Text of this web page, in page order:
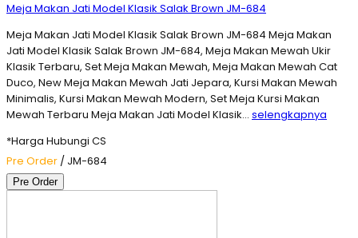
Meja Makan Jati Model Klasik Salak Brown JM-684
Meja Makan Jati Model Klasik Salak Brown JM-684 Meja Makan
Jati Model Klasik Salak Brown JM-684, Meja Makan Mewah Ukir
Klasik Terbaru, Set Meja Makan Mewah, Meja Makan Mewah Cat
Duco, New Meja Makan Mewah Jati Jepara, Kursi Makan Mewah
Minimalis, Kursi Makan Mewah Modern, Set Meja Kursi Makan
Mewah Terbaru Meja Makan Jati Model Klasik… selengkapnya
*Harga Hubungi CS
Pre Order / JM-684
Pre Order